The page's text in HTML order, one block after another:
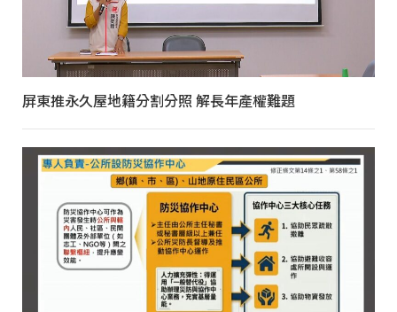
屏東推永久屋地籍分割分照 解長年產權難題